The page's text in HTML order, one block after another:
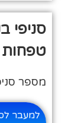
סניפי
מספר
למעבר